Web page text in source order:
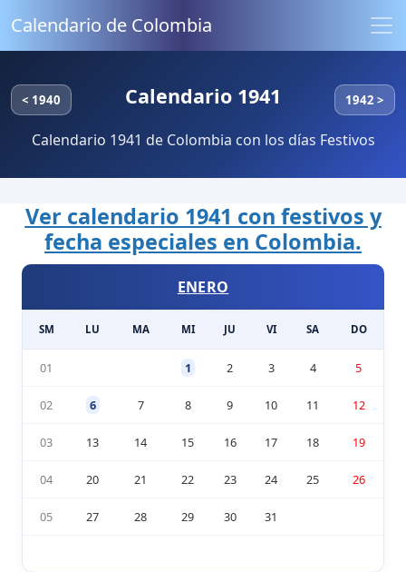
Calendario de Colombia
< 1940 Calendario 1941 1942 >
Calendario 1941 de Colombia con los días Festivos
Ver calendario 1941 con festivos y
fecha especiales en Colombia.
ENERO
SM LU MA MI JU VI SA DO
01 1 2 3 4 5
02 6 7 8 9 10 11 12
03 13 14 15 16 17 18 19
04 20 21 22 23 24 25 26
05 27 28 29 30 31